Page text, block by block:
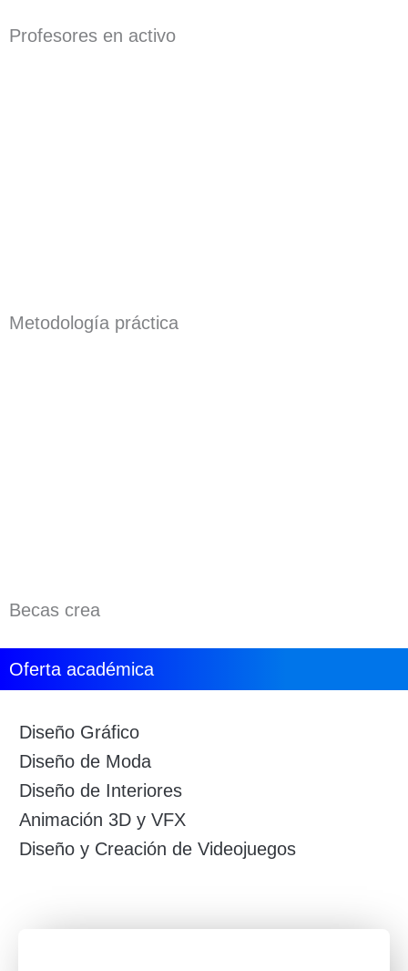
Profesores en activo
Metodología práctica
Becas crea
Oferta académica
Diseño Gráfico
Diseño de Moda
Diseño de Interiores
Animación 3D y VFX
Diseño y Creación de Videojuegos